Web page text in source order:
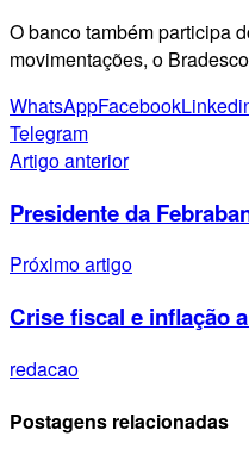
O banco também participa
movimentações, o
WhatsAppFacebook
Telegram
Artigo anterior
Presidente da
Próximo artigo
Crise fiscal e inflação
redacao
Postagens relacionadas